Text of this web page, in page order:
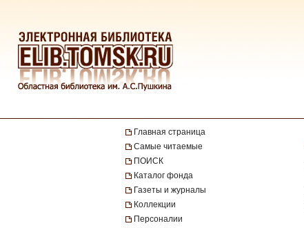
Главная страница
Самые читаемые
ПОИСК
Каталог фонда
Газеты и журналы
Коллекции
Персоналии